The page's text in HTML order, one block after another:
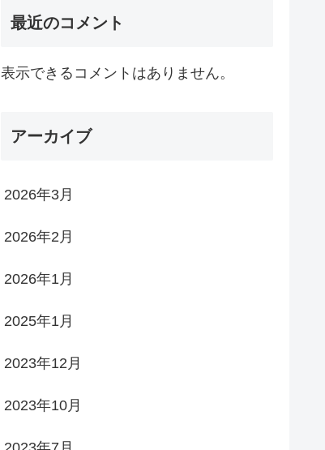
最近のコメント
表示できるコメントはありません。
アーカイブ
2026年3月
2026年2月
2026年1月
2025年1月
2023年12月
2023年10月